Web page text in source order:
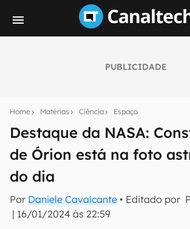
PUBLICIDADE
Home Matérias Ciência Espaço
Destaque da NASA:
de Órion está na foto
do dia
Por Daniele Cavalcante • Editado por
| 16/01/2024 às 22:59
notícias e reviews sobre tecnologia
mão.
E-mail
inscreva-se